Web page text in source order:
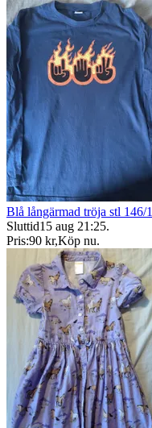
Blå långärmad tröja stl 146/
Sluttid15 aug 21:25.
Pris:90 kr,Köp nu.